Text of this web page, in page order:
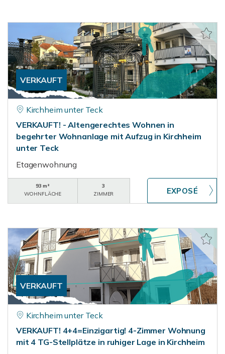
VERKAUFT
Kirchheim unter Teck
VERKAUFT! - Altengerechtes Wohnen in
begehrter Wohnanlage mit Aufzug in Kirchheim
unter Teck
Etagenwohnung
93 m²
WOHNFLÄCHE
3
ZIMMER
VERKAUFT
Kirchheim unter Teck
VERKAUFT! 4+4=Einzigartig! 4-Zimmer Wohnung
mit 4 TG-Stellplätze in ruhiger Lage in Kirchheim